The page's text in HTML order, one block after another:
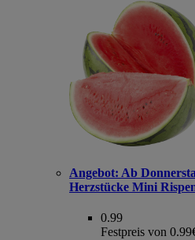
Angebot: Ab
Herzstücke Mini
0.99
Festpreis von